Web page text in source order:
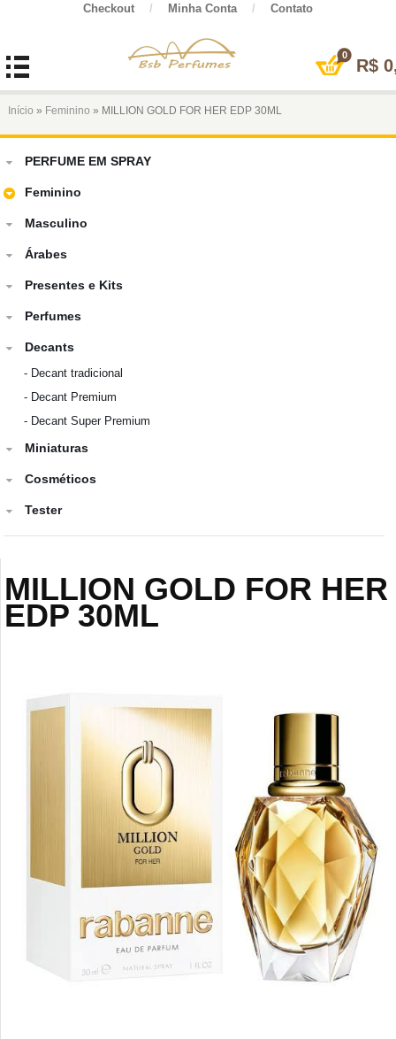
Checkout / Minha Conta / Contato
0
R$
Início » Feminino » MILLION GOLD FOR HER EDP 30ML
PERFUME EM SPRAY
Feminino
Masculino
Árabes
Presentes e Kits
Perfumes
Decants
- Decant tradicional
- Decant Premium
- Decant Super Premium
Miniaturas
Cosméticos
Tester
MILLION GOLD FOR HER
EDP 30ML